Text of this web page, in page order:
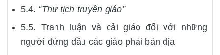
5.4. “Thư tịch truyền giáo”
5.5. Tranh luận và cải giáo đối với những
người đứng đầu các giáo phái bản địa